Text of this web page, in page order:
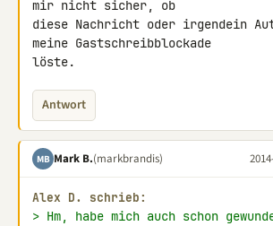
mir nicht sicher, ob
diese Nachricht oder irgendein
meine Gastschreibblockade
löste.
Antwort
MB Mark B.(markbrandis)
Alex D. schrieb:
> Hm, habe mich auch schon